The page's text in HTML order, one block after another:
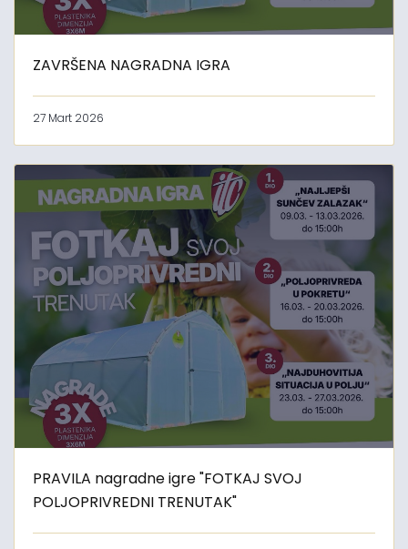
ZAVRŠENA NAGRADNA IGRA
27 Mart 2026
PRAVILA nagradne igre "FOTKAJ SVOJ
POLJOPRIVREDNI TRENUTAK"